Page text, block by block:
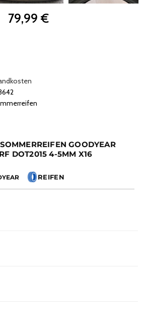
79,99 €
GOODYEAR
DOT2015 4-5MM X16
REIFEN